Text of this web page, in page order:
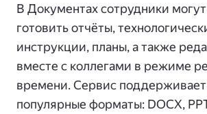
В Документах сотрудники
готовить отчёты,
инструкции, планы, а также
вместе с коллегами в режиме
времени. Сервис поддерживает
популярные форматы: DOCX,